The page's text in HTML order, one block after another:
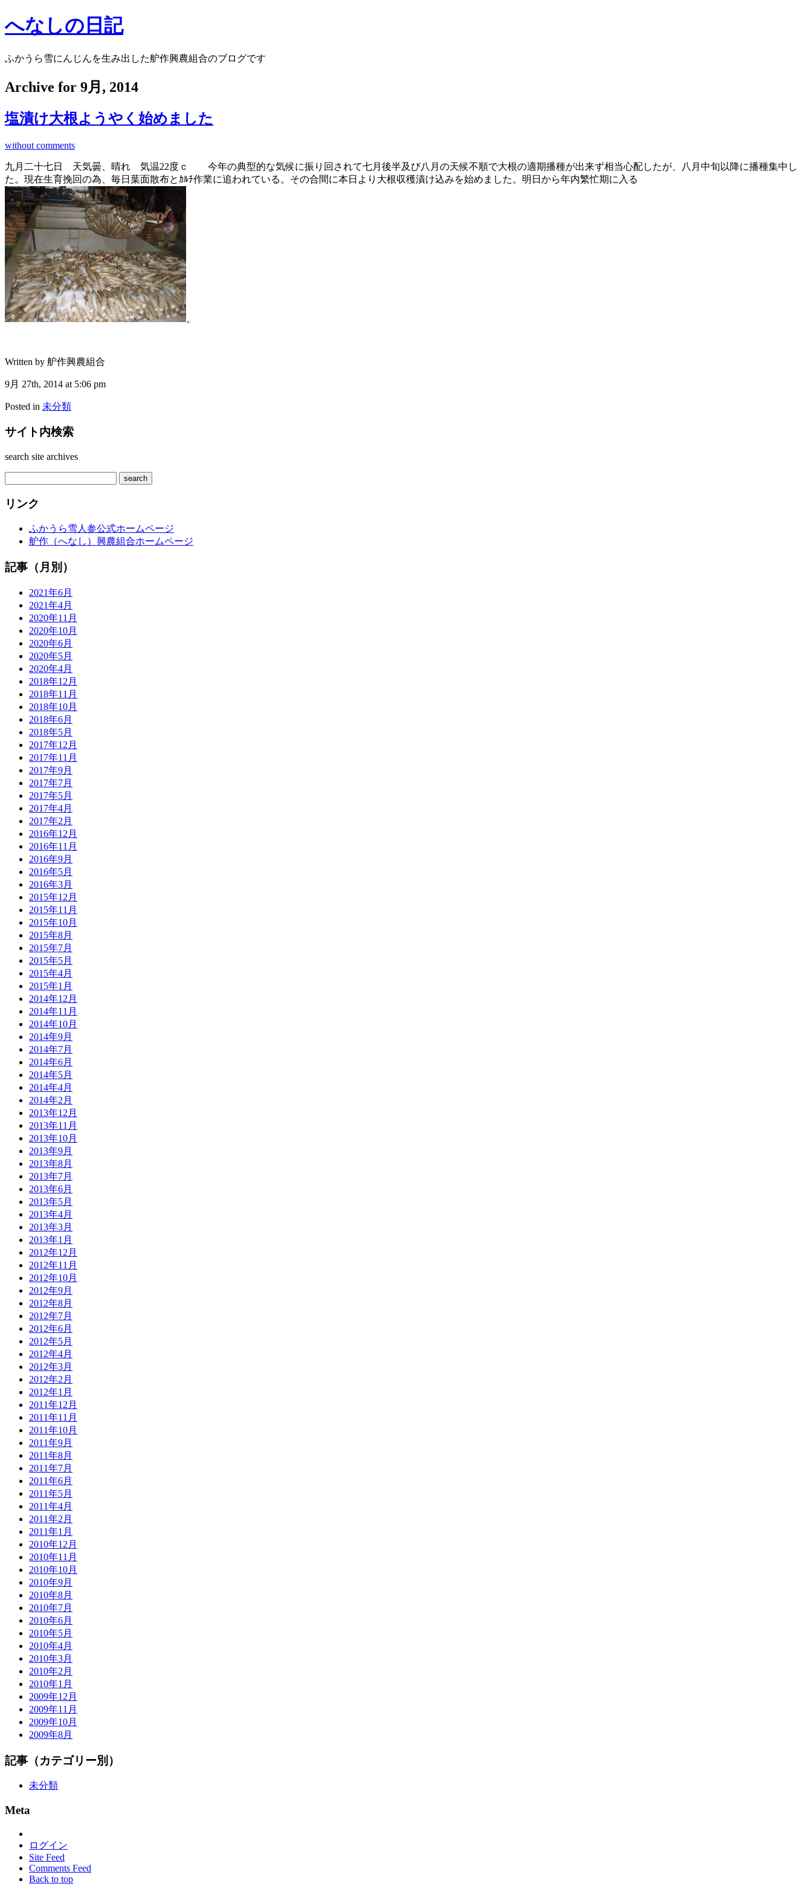
へなしの日記
ふかうら雪にんじんを生み出した舮作興農組合のブログです
Archive for 9月, 2014
塩漬け大根ようやく始めました
without comments
九月二十七日 天気曇、晴れ 気温22度ｃ 今年の典型的な気候に振り回されて七月後半及び八月の天候不順で大根の適期播種が出来ず相当心配したが、八月中旬以降に播種集中し
た。現在生育挽回の為、毎日葉面散布とｶﾙﾁ作業に追われている。その合間に本日より大根収穫漬け込みを始めました。明日から年内繁忙期に入る
。
Written by 舮作興農組合
9月 27th, 2014 at 5:06 pm
Posted in 未分類
サイト内検索
search site archives
リンク
ふかうら雪人参公式ホームページ
舮作（へなし）興農組合ホームページ
記事（月別）
2021年6月
2021年4月
2020年11月
2020年10月
2020年6月
2020年5月
2020年4月
2018年12月
2018年11月
2018年10月
2018年6月
2018年5月
2017年12月
2017年11月
2017年9月
2017年7月
2017年5月
2017年4月
2017年2月
2016年12月
2016年11月
2016年9月
2016年5月
2016年3月
2015年12月
2015年11月
2015年10月
2015年8月
2015年7月
2015年5月
2015年4月
2015年1月
2014年12月
2014年11月
2014年10月
2014年9月
2014年7月
2014年6月
2014年5月
2014年4月
2014年2月
2013年12月
2013年11月
2013年10月
2013年9月
2013年8月
2013年7月
2013年6月
2013年5月
2013年4月
2013年3月
2013年1月
2012年12月
2012年11月
2012年10月
2012年9月
2012年8月
2012年7月
2012年6月
2012年5月
2012年4月
2012年3月
2012年2月
2012年1月
2011年12月
2011年11月
2011年10月
2011年9月
2011年8月
2011年7月
2011年6月
2011年5月
2011年4月
2011年2月
2011年1月
2010年12月
2010年11月
2010年10月
2010年9月
2010年8月
2010年7月
2010年6月
2010年5月
2010年4月
2010年3月
2010年2月
2010年1月
2009年12月
2009年11月
2009年10月
2009年8月
記事（カテゴリー別）
未分類
Meta
ログイン
Site Feed
Comments Feed
Back to top